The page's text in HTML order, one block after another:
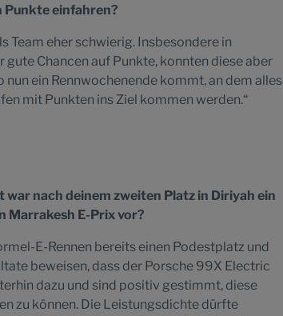
Punkte einfahren?
Team eher schwierig. Insbesondere in
Chancen auf Punkte, konnten diese aber
ein Rennwochenende kommt, an dem alles
mit Punkten ins Ziel kommen werden.“
nach deinem zweiten Platz in Diriyah ein
Marrakesh E-Prix vor?
E-Rennen bereits einen Podestplatz und
beweisen, dass der Porsche 99X Electric
dazu und sind positiv gestimmt, diese
zu können. Die Leistungsdichte dürfte